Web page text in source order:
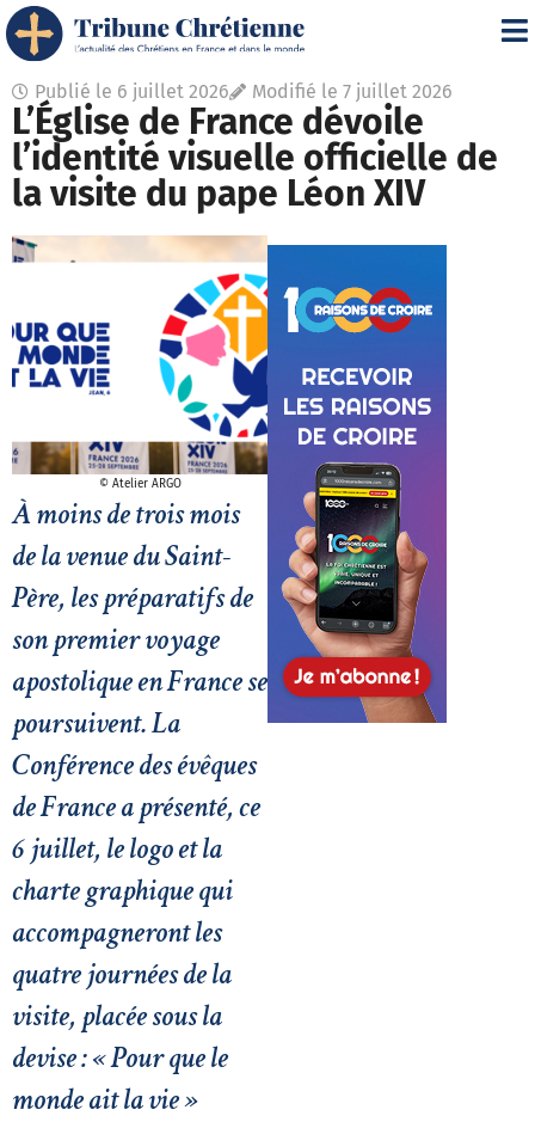
Publié le 6 juillet 2026 Modifié le 7 juillet 2026
L’Église de France dévoile
l’identité visuelle officielle de
la visite du pape Léon XIV
© Atelier ARGO
À moins de trois mois
de la venue du Saint-
Père, les préparatifs de
son premier voyage
apostolique en France se
poursuivent. La
Conférence des évêques
de France a présenté, ce
6 juillet, le logo et la
charte graphique qui
accompagneront les
quatre journées de la
visite, placée sous la
devise : « Pour que le
monde ait la vie »